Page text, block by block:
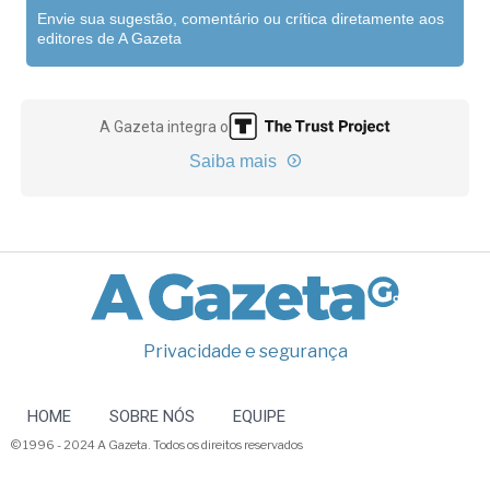
Envie sua sugestão, comentário ou crítica diretamente aos
editores de A Gazeta
A Gazeta integra o
Saiba mais
Privacidade e segurança
HOME SOBRE NÓS EQUIPE
© 1996 - 2024 A Gazeta. Todos os direitos reservados